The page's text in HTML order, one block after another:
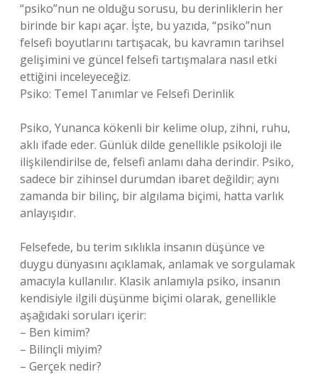
“psiko”nun ne olduğu sorusu, bu derinliklerin her
birinde bir kapı açar. İşte, bu yazıda, “psiko”nun
felsefi boyutlarını tartışacak, bu kavramın tarihsel
gelişimini ve güncel felsefi tartışmalara nasıl etki
ettiğini inceleyeceğiz.
Psiko: Temel Tanımlar ve Felsefi Derinlik
Psiko, Yunanca kökenli bir kelime olup, zihni, ruhu,
aklı ifade eder. Günlük dilde genellikle psikoloji ile
ilişkilendirilse de, felsefi anlamı daha derindir. Psiko,
sadece bir zihinsel durumdan ibaret değildir; aynı
zamanda bir bilinç, bir algılama biçimi, hatta varlık
anlayışıdır.
Felsefede, bu terim sıklıkla insanın düşünce ve
duygu dünyasını açıklamak, anlamak ve sorgulamak
amacıyla kullanılır. Klasik anlamıyla psiko, insanın
kendisiyle ilgili düşünme biçimi olarak, genellikle
aşağıdaki soruları içerir:
– Ben kimim?
– Bilinçli miyim?
– Gerçek nedir?